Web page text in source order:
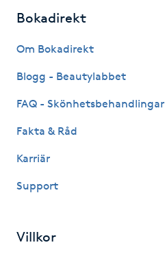
Hårvård
Hälsprickor
IPL
Bokadirekt
Om Bokadirekt
Blogg - Beautylabbet
FAQ - Skönhetsbehandlingar
Fakta & Råd
Karriär
Support
Villkor